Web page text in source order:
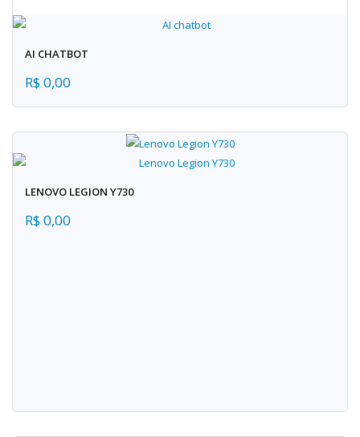
AI CHATBOT
R$ 0,00
LENOVO LEGION Y730
R$ 0,00